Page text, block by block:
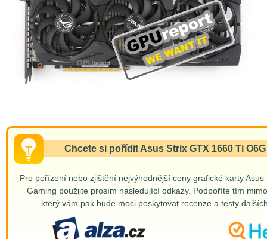
Chcete si pořídit Asus Strix GTX 1660 Ti
Pro pořízení nebo zjištění nejvýhodnější ceny grafické karty Asus
Gaming použijte prosím následující odkazy. Podpoříte tím
který vám pak bude moci poskytovat recenze a testy
Porovnej ceny na Heureka.cz